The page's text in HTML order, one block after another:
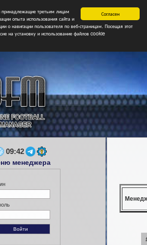
Согласен
третьим лицам
опыта использования сайта и
о навигации пользователя по веб-страницам. Посещая этот
на установку и использование файлов cookie
Турниры Сборные НФ Свободные
09:42
менеджера